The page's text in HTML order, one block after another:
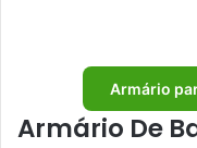
Armário
Armário De